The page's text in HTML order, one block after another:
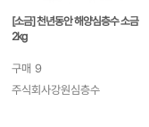
[소금] 천년동안 해양심층수 소금
2kg
구매 9
주식회사강원심층수